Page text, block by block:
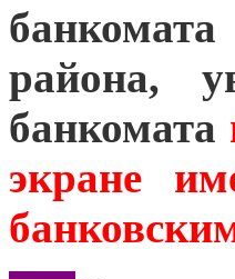
района,
банкомата
экране